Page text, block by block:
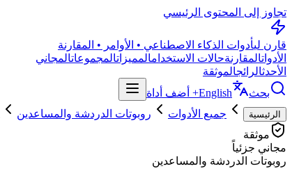
تجاوز إلى المحتوى الرئيسي
قارن ليأدوات الذكاء الاصطناعي • الأوامر • المقارنة
الأدواتالمقارنةحالات الاستخدامالمميزاتالمجموعاتالمجاني
الأحدثالرائجالموثقة
بحث
English+ أضف أداة
الرئيسية جميع الأدوات روبوتات الدردشة والمساعدين
موثقة
مجاني جزئياً
روبوتات الدردشة والمساعدين